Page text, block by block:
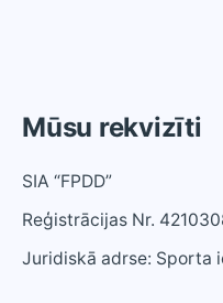
Mūsu rekvizīti
SIA “FPDD”
Reģistrācijas Nr.
Juridiskā adrse: Sporta